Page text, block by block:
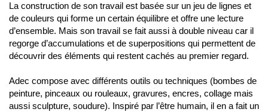
La construction de son travail est basée sur un jeu de lignes et
de couleurs qui forme un certain équilibre et offre une lecture
d’ensemble. Mais son travail se fait aussi à double niveau car il
regorge d’accumulations et de superpositions qui permettent de
découvrir des éléments qui restent cachés au premier regard.
Adec compose avec différents outils ou techniques (bombes de
peinture, pinceaux ou rouleaux, gravures, encres, collage mais
aussi sculpture, soudure). Inspiré par l’être humain, il en a fait un